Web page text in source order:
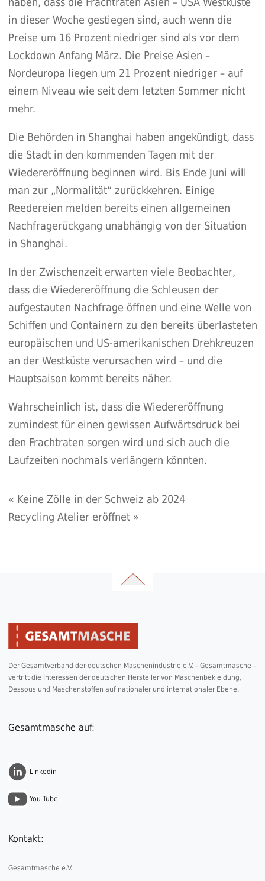
in dieser Woche gestiegen sind, auch wenn die
Preise um 16 Prozent niedriger sind als vor dem
Lockdown Anfang März. Die Preise Asien –
Nordeuropa liegen um 21 Prozent niedriger – auf
einem Niveau wie seit dem letzten Sommer nicht
mehr.
Die Behörden in Shanghai haben angekündigt, dass
die Stadt in den kommenden Tagen mit der
Wiedereröffnung beginnen wird. Bis Ende Juni will
man zur „Normalität“ zurückkehren. Einige
Reedereien melden bereits einen allgemeinen
Nachfragerückgang unabhängig von der Situation
in Shanghai.
In der Zwischenzeit erwarten viele Beobachter,
dass die Wiedereröffnung die Schleusen der
aufgestauten Nachfrage öffnen und eine Welle von
Schiffen und Containern zu den bereits überlasteten
europäischen und US-amerikanischen Drehkreuzen
an der Westküste verursachen wird – und die
Hauptsaison kommt bereits näher.
Wahrscheinlich ist, dass die Wiedereröffnung
zumindest für einen gewissen Aufwärtsdruck bei
den Frachtraten sorgen wird und sich auch die
Laufzeiten nochmals verlängern könnten.
« Keine Zölle in der Schweiz ab 2024
Recycling Atelier eröffnet»
Der Gesamtverband der deutschen Maschenindustrie e.V. – Gesamtmasche –
vertritt die Interessen der deutschen Hersteller von Maschenbekleidung,
Dessous und Maschenstoffen auf nationaler und internationaler Ebene.
Gesamtmasche auf:
Linkedin
You Tube
Kontakt:
Gesamtmasche e.V.